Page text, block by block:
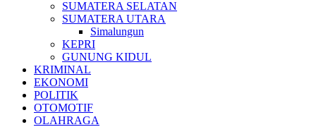
SUMATERA SELATAN
SUMATERA UTARA
Simalungun
KEPRI
GUNUNG KIDUL
KRIMINAL
EKONOMI
POLITIK
OTOMOTIF
OLAHRAGA